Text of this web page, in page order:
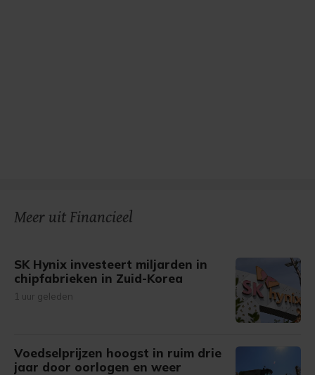
Meer uit Financieel
SK Hynix investeert miljarden in
chipfabrieken in Zuid-Korea
1 uur geleden
Voedselprijzen hoogst in ruim drie
jaar door oorlogen en weer